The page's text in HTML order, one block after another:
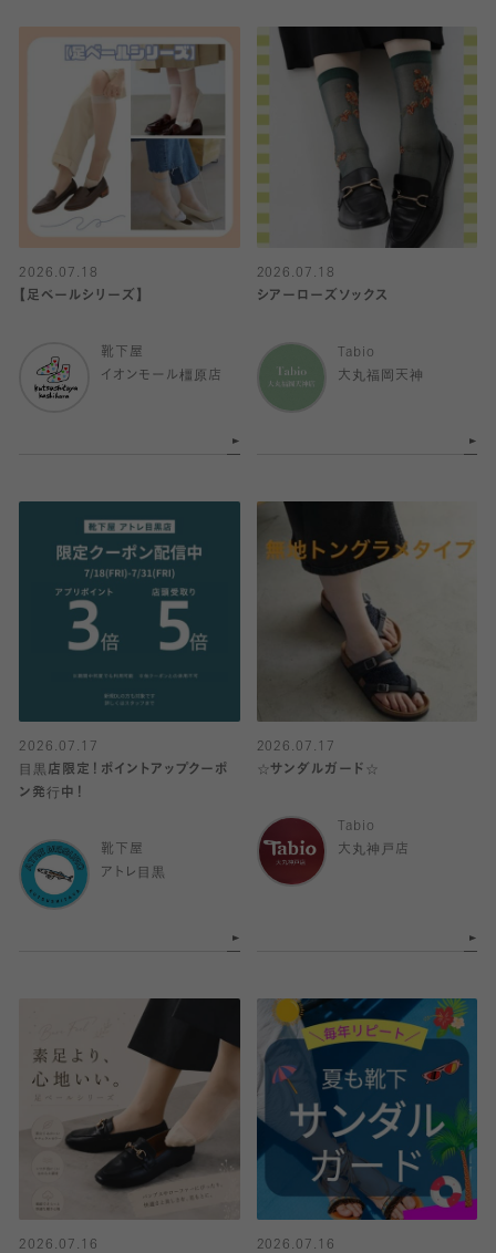
2026.07.18
【足ベールシリーズ】
靴下屋
イオンモール橿原店
2026.07.18
シアーローズソックス
Tabio
大丸福岡天神
2026.07.17
目黒店限定！ポイントアップクーポ
ン発行中！
靴下屋
アトレ目黒
2026.07.17
☆サンダルガード☆
Tabio
大丸神戸店
2026.07.16
2026.07.16